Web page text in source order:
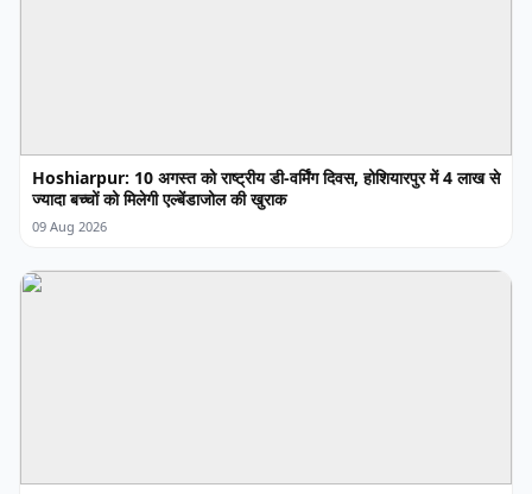
Hoshiarpur: 10 अगस्त को राष्ट्रीय डी-वर्मिंग दिवस, होशियारपुर में 4 लाख से
ज्यादा बच्चों को मिलेगी एल्बेंडाजोल की खुराक
09 Aug 2026